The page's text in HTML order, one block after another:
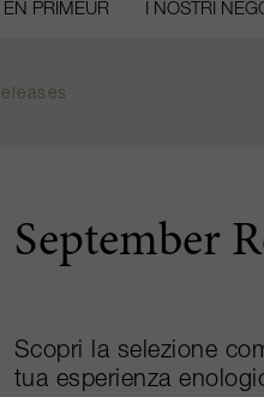
EN PRIMEUR I NOSTRI
September
Scopri la selezione
tua esperienza